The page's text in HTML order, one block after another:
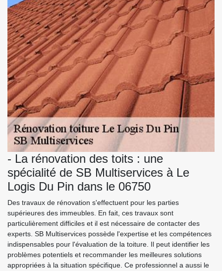
- La rénovation des toits : une
spécialité de SB Multiservices à Le
Logis Du Pin dans le 06750
Des travaux de rénovation s'effectuent pour les parties
supérieures des immeubles. En fait, ces travaux sont
particulièrement difficiles et il est nécessaire de contacter des
experts. SB Multiservices possède l'expertise et les compétences
indispensables pour l'évaluation de la toiture. Il peut identifier les
problèmes potentiels et recommander les meilleures solutions
appropriées à la situation spécifique. Ce professionnel a aussi le